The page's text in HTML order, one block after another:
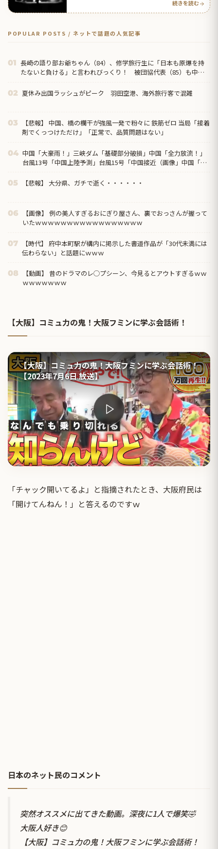
続きを読む
POPULAR POSTS / ネットで話題の人気記事
01 長崎の語り部お爺ちゃん（84）、修学旅行生に「日本も原爆を持
たないと負ける」と言われびっくり！ 被団協代表（85）も中学
02 夏休み出国ラッシュがピーク 羽田空港、海外旅行客で混雑
03
【悲報】 中国、橋の欄干が強風一発で粉々に 鉄筋ゼロ 当局「接着
剤でくっつけただけ」「正常で、品質問題はない」
04 中国「大豪雨！」三峡ダム「基礎部分破損」中国「全力放流！」
台風13号「中国上陸予測」台風15号「中国接近（画像」中国「台
05 【悲報】 大分県、ガチで逝く・・・・・・
06
【画像】 例の美人すぎるおにぎり屋さん、裏でおっさんが握って
いたｗｗｗｗｗｗｗｗｗｗｗｗｗｗｗｗｗ
07
【時代】 府中本町駅が構内に掲示した書道作品が「30代未満には
伝わらない」と話題にｗｗｗ
08
【動画】 昔のドラマのレ◯プシーン、今見るとアウトすぎるｗｗ
ｗｗｗｗｗｗｗ
【大阪】コミュ力の鬼！大阪フミンに学ぶ会話術！
【大阪】コミュ力の鬼！大阪フミンに学ぶ会話術！
【2023年7月6日 放送】
「チャック開いてるよ」と指摘されたとき、大阪府民は
「開けてんねん！」と答えるのですｗ
日本のネット民のコメント
突然オススメに出てきた動画。深夜に1人で爆笑🤣
大阪人好き😊
【大阪】コミュ力の鬼！大阪フミンに学ぶ会話術！